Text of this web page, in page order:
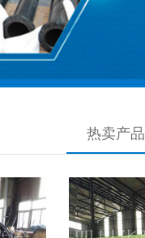
热卖产品